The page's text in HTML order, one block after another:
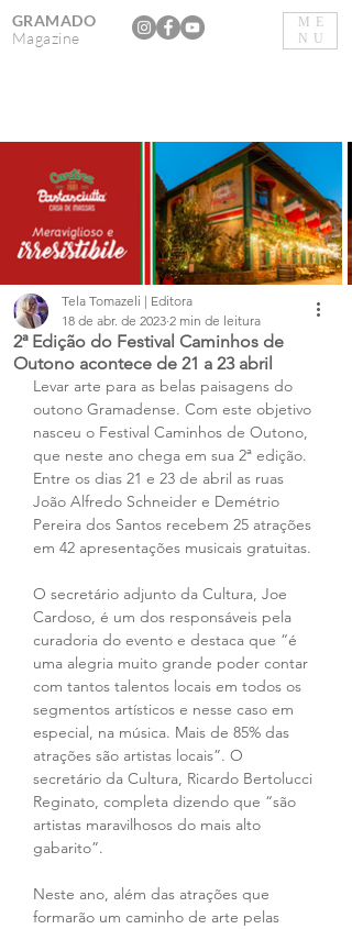
ME
NU
GRAMADO
Magazine
2ª Edição do Festival Caminhos de
Outono acontece de 21 a 23 abril
Tela Tomazeli | Editora
18 de abr. de 2023 2 min de leitura
Levar arte para as belas paisagens do
outono Gramadense. Com este objetivo
nasceu o Festival Caminhos de Outono,
que neste ano chega em sua 2ª edição.
Entre os dias 21 e 23 de abril as ruas
João Alfredo Schneider e Demétrio
Pereira dos Santos recebem 25 atrações
em 42 apresentações musicais gratuitas.
O secretário adjunto da Cultura, Joe
Cardoso, é um dos responsáveis pela
curadoria do evento e destaca que “é
uma alegria muito grande poder contar
com tantos talentos locais em todos os
segmentos artísticos e nesse caso em
especial, na música. Mais de 85% das
atrações são artistas locais”. O
secretário da Cultura, Ricardo Bertolucci
Reginato, completa dizendo que “são
artistas maravilhosos do mais alto
gabarito”.
Neste ano, além das atrações que
formarão um caminho de arte pelas